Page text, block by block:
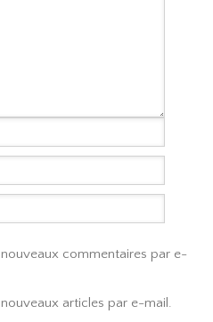
commentaires par e-
articles par e-mail.